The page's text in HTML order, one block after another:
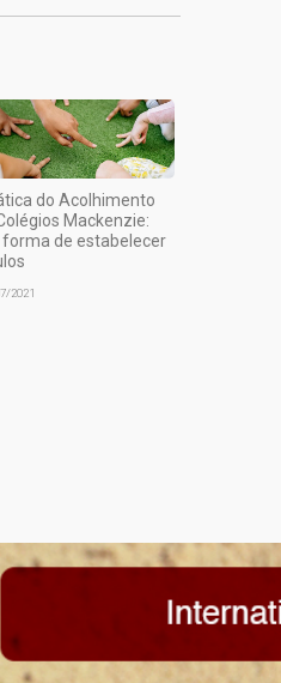
do Acolhimento
Mackenzie:
de estabelecer
2021